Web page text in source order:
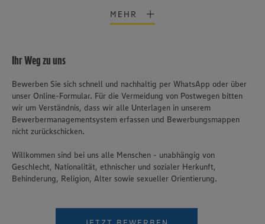
MEHR
Ihr Weg zu uns
Bewerben Sie sich schnell und nachhaltig per WhatsApp oder über
unser Online-Formular. Für die Vermeidung von Postwegen bitten
wir um Verständnis, dass wir alle Unterlagen in unserem
Bewerbermanagementsystem erfassen und Bewerbungsmappen
nicht zurückschicken.
Willkommen sind bei uns alle Menschen - unabhängig von
Geschlecht, Nationalität, ethnischer und sozialer Herkunft,
Behinderung, Religion, Alter sowie sexueller Orientierung.